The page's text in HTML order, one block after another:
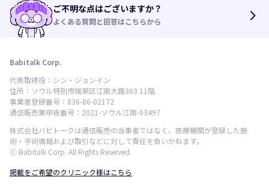
ご不明な点はございますか？
よくある質問と回答はこちらから arrow_forward_ios
Babitalk Corp.
代表取締役：シン・ジョンイン
住所：ソウル特別市瑞草区江南大路363 11階
事業者登録番号：836-86-02172
通信販売業申告番号：2021-ソウル江南-03497
株式会社バビトークは通信販売の当事者ではなく、医療機関が登録した施
術・手術情報および取引などに対して責任を負いかねます。
ⓒ Babitalk Corp. All Rights Reserved.
掲載をご希望のクリニック様はこちら